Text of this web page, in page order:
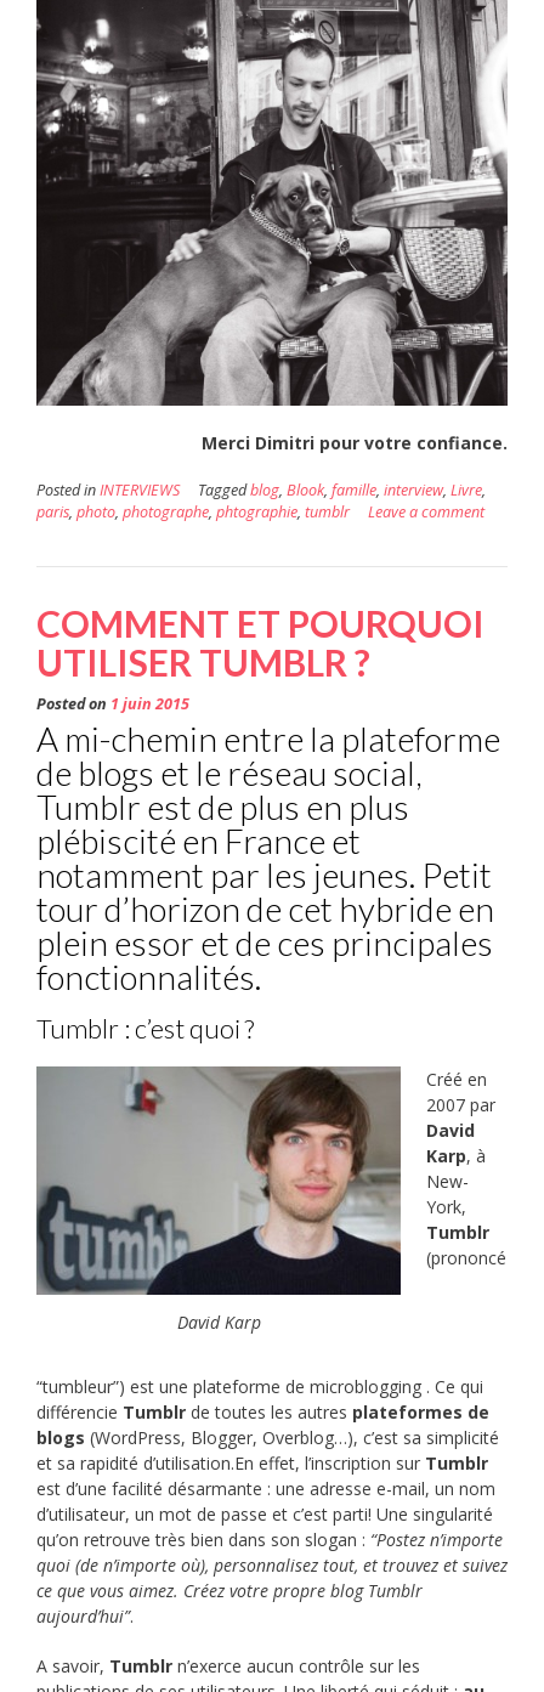
Merci Dimitri pour votre confiance.
Posted inINTERVIEWS Taggedblog, Blook, famille, interview, Livre,
paris, photo, photographe, phtographie, tumblr Leave a comment
COMMENT ET POURQUOI
UTILISER TUMBLR ?
Posted on 1 juin 2015
A mi-chemin entre la plateforme
de blogs et le réseau social,
Tumblr est de plus en plus
plébiscité en France et
notamment par les jeunes. Petit
tour d’horizon de cet hybride en
plein essor et de ces principales
fonctionnalités.
Tumblr : c’est quoi ?
David Karp
Créé en
2007 par
David
Karp, à
New-
York,
Tumblr
(prononcé
“tumbleur”) est une plateforme de microblogging . Ce qui
différencie Tumblr de toutes les autres plateformes de
blogs (WordPress, Blogger, Overblog…), c’est sa simplicité
et sa rapidité d’utilisation.En effet, l’inscription sur Tumblr
est d’une facilité désarmante : une adresse e-mail, un nom
d’utilisateur, un mot de passe et c’est parti! Une singularité
qu’on retrouve très bien dans son slogan : “Postez n’importe
quoi (de n’importe où), personnalisez tout, et trouvez et suivez
ce que vous aimez. Créez votre propre blog Tumblr
aujourd’hui”.
A savoir, Tumblr n’exerce aucun contrôle sur les